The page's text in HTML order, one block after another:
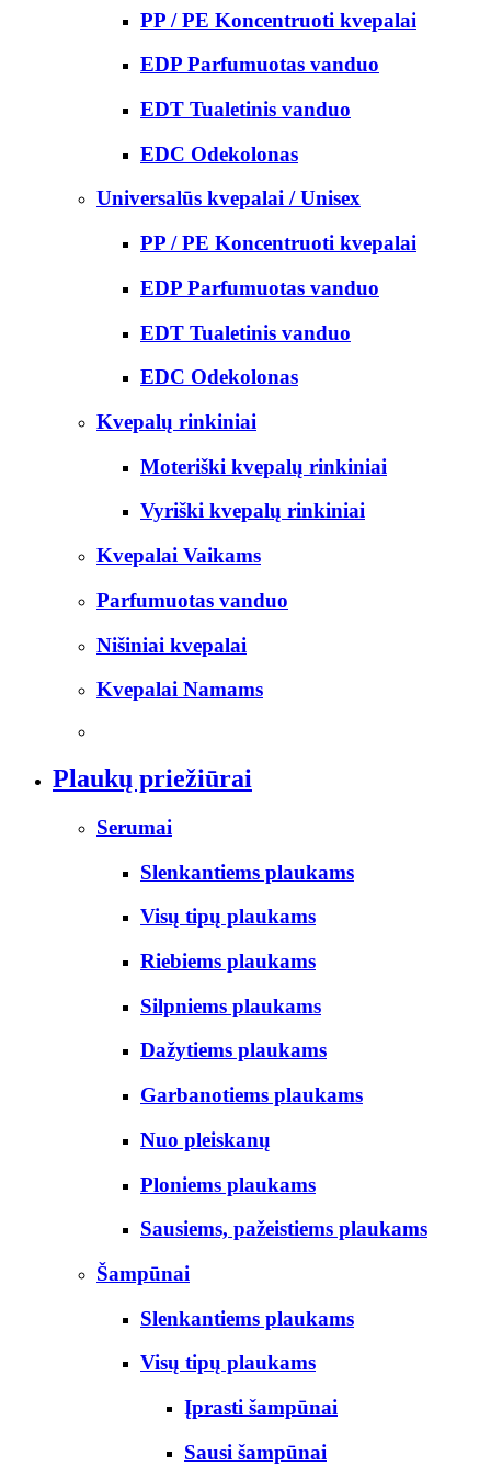
PP / PE Koncentruoti kvepalai
EDP Parfumuotas vanduo
EDT Tualetinis vanduo
EDC Odekolonas
Universalūs kvepalai / Unisex
PP / PE Koncentruoti kvepalai
EDP Parfumuotas vanduo
EDT Tualetinis vanduo
EDC Odekolonas
Kvepalų rinkiniai
Moteriški kvepalų rinkiniai
Vyriški kvepalų rinkiniai
Kvepalai Vaikams
Parfumuotas vanduo
Nišiniai kvepalai
Kvepalai Namams
Plaukų priežiūrai
Serumai
Slenkantiems plaukams
Visų tipų plaukams
Riebiems plaukams
Silpniems plaukams
Dažytiems plaukams
Garbanotiems plaukams
Nuo pleiskanų
Ploniems plaukams
Sausiems, pažeistiems plaukams
Šampūnai
Slenkantiems plaukams
Visų tipų plaukams
Įprasti šampūnai
Sausi šampūnai